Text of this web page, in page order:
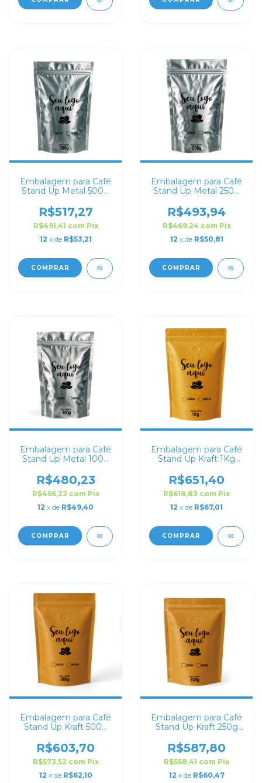
Embalagem para Café
Stand Up Metal 500g
R$517,27
R$491,41 com Pix
12 x de R$53,21
COMPRAR
Embalagem para Café
Stand Up Metal 250g
R$493,94
R$469,24 com Pix
12 x de R$50,81
COMPRAR
Embalagem para Café
Stand Up Metal 100g
R$480,23
R$456,22 com Pix
12 x de R$49,40
COMPRAR
Embalagem para Café
Stand Up Kraft 1Kg
R$651,40
R$618,83 com Pix
12 x de R$67,01
COMPRAR
Embalagem para Café
Stand Up Kraft 500g
R$603,70
R$573,52 com Pix
12 x de R$62,10
Embalagem para Café
Stand Up Kraft 250g
R$587,80
R$558,41 com Pix
12 x de R$60,47